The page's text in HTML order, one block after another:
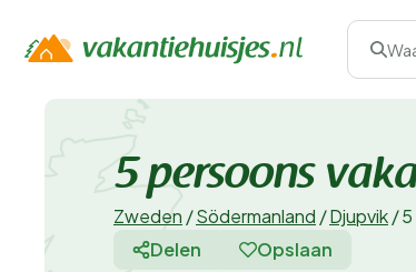
5 persoons
Zweden /Södermanland /Djupvik/
Delen
Opslaan